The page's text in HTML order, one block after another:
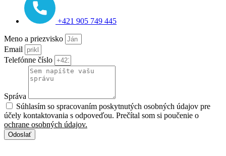
+421 905 749 445
Meno a priezvisko
Email
Telefónne číslo
Správa
Súhlasím so spracovaním poskytnutých osobných údajov pre
účely kontaktovania s odpoveďou. Prečítal som si poučenie o
ochrane osobných údajov.
Odoslať